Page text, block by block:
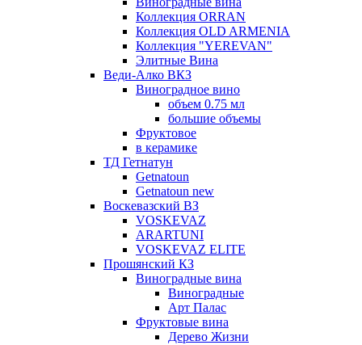
Коллекция ORRAN
Коллекция OLD ARMENIA
Коллекция "YEREVAN"
Элитные Вина
Веди-Алко ВКЗ
Виноградное вино
объем 0.75 мл
большие объемы
Фруктовое
в керамике
ТД Гетнатун
Getnatoun
Getnatoun new
Воскевазский ВЗ
VOSKEVAZ
ARARTUNI
VOSKEVAZ ELITE
Прошянский КЗ
Виноградные вина
Виноградные
Арт Палас
Фруктовые вина
Дерево Жизни